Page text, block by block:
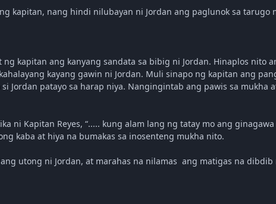
kapitan, nang hindi nilubayan ni Jordan ang paglunok sa tarugo
kapitan ang kanyang sandata sa bibig ni Jordan. Hinaplos nito
kayang gawin ni Jordan. Muli sinapo ng kapitan ang
Jordan patayo sa harap niya. Nangingintab ang pawis sa
ni Kapitan Reyes, “..... kung alam lang ng tatay mo ang
kaba at hiya na bumakas sa inosenteng mukha nito.
utong ni Jordan, at marahas na nilamas ang matigas na dibdib